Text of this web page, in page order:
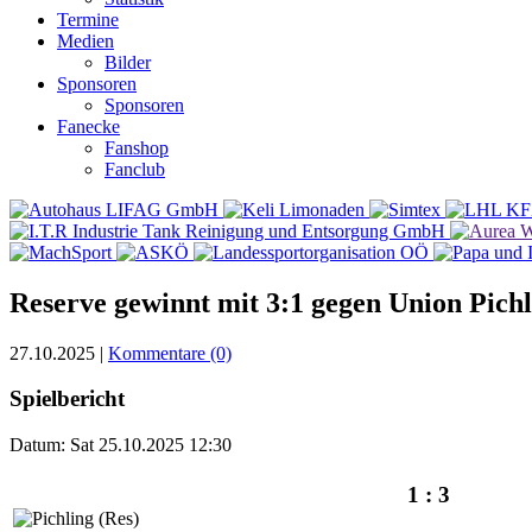
Termine
Medien
Bilder
Sponsoren
Sponsoren
Fanecke
Fanshop
Fanclub
Reserve gewinnt mit 3:1 gegen Union
27.10.2025 | Kommentare (0)
Spielbericht
Datum: Sat 25.10.2025 12:30
1 : 3